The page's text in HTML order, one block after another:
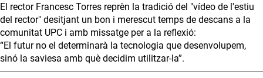
El rector Francesc Torres reprèn la tradició del "vídeo de l'estiu
del rector" desitjant un bon i merescut temps de descans a la
comunitat UPC i amb missatge per a la reflexió:
“El futur no el determinarà la tecnologia que desenvolupem,
sinó la saviesa amb què decidim utilitzar-la”.